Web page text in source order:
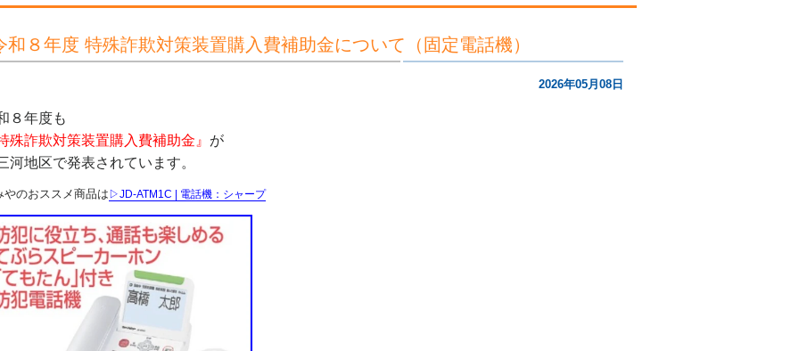
和８年度 特殊詐欺対策装置購入費補助金について（固定電話機）
2026年05月08日
８年度も
殊詐欺対策装置購入費補助金』 が
河地区で発表されています。
やのおススメ商品は ▷JD-ATM1C | 電話機：シャープ